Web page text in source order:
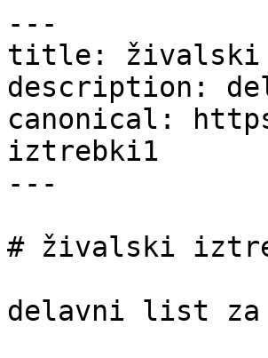
---
title: živalski
description:
canonical:
iztrebki1
---
# živalski
delavni list za